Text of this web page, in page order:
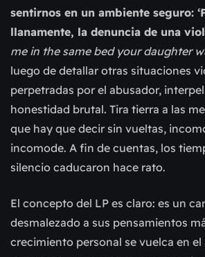
sentirnos en un ambiente seguro:
llanamente, la denuncia de una
me in the same bed your daughter
luego de detallar otras situaciones
perpetradas por el abusador,
honestidad brutal. Tira tierra a las
que hay que decir sin vueltas,
incomode. A fin de cuentas, los
silencio caducaron hace rato.
El concepto del LP es claro: es un
desmalezado a sus pensamientos
crecimiento personal se vuelca en